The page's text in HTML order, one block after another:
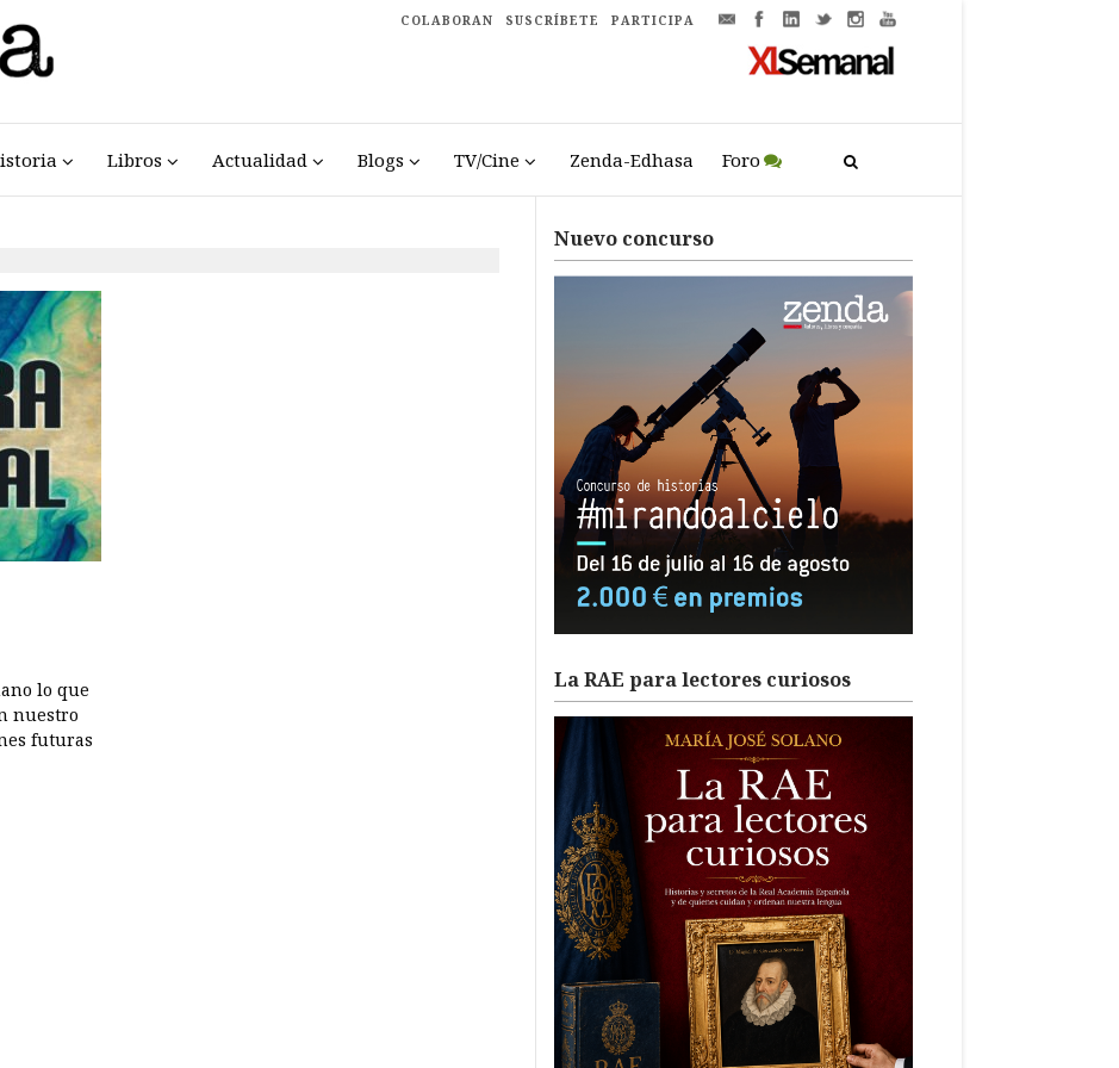
COLABORAN SUSCRÍBETE PARTICIPA
Libros Actualidad Blogs TV/Cine Zenda-Edhasa Foro
lo que
nuestro
futuras
Nuevo concurso
La RAE para lectores curiosos